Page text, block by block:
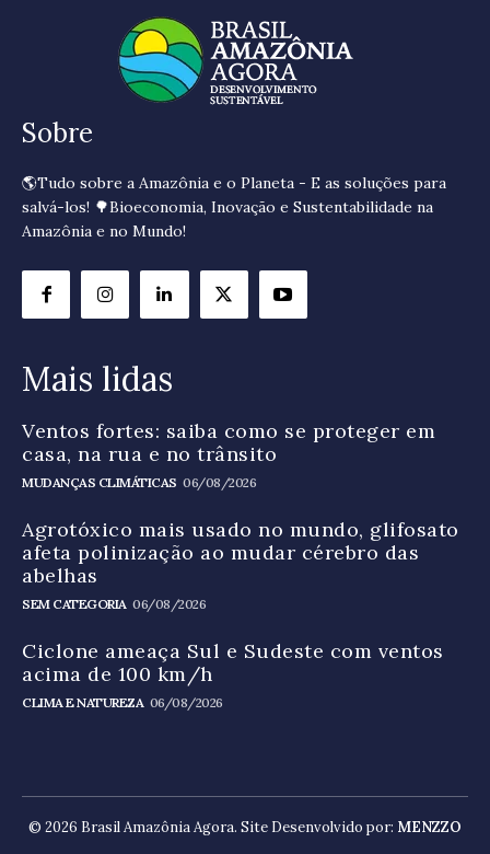
Sobre
🌎Tudo sobre a Amazônia e o Planeta - E as soluções para
salvá-los! 🌳Bioeconomia, Inovação e Sustentabilidade na
Amazônia e no Mundo!
Mais lidas
Ventos fortes: saiba como se proteger em
casa, na rua e no trânsito
MUDANÇAS CLIMÁTICAS 06/08/2026
Agrotóxico mais usado no mundo, glifosato
afeta polinização ao mudar cérebro das
abelhas
SEM CATEGORIA 06/08/2026
Ciclone ameaça Sul e Sudeste com ventos
acima de 100 km/h
CLIMA E NATUREZA 06/08/2026
© 2026 Brasil Amazônia Agora. Site Desenvolvido por: MENZZO